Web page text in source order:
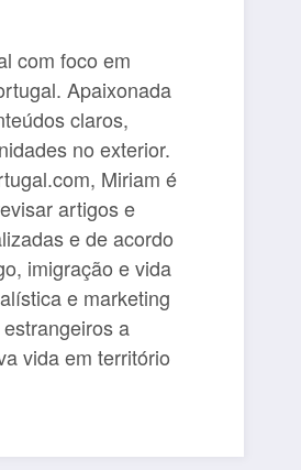
com foco em
Apaixonada
claros,
no exterior.
Miriam é
artigos e
e de acordo
imigração e vida
e marketing
a
vida em território